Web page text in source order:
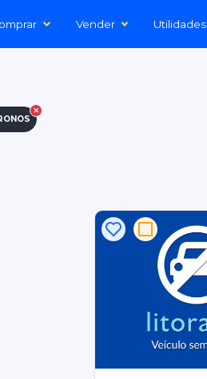
Vender Utilidades